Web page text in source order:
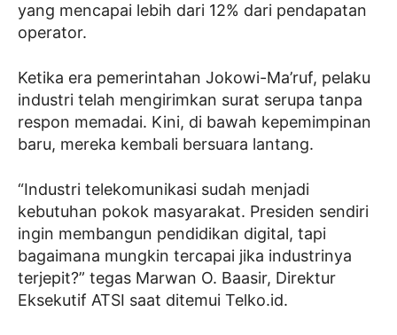
yang mencapai lebih dari 12% dari pendapatan
operator.
Ketika era pemerintahan Jokowi-Ma’ruf, pelaku
industri telah mengirimkan surat serupa tanpa
respon memadai. Kini, di bawah kepemimpinan
baru, mereka kembali bersuara lantang.
“Industri telekomunikasi sudah menjadi
kebutuhan pokok masyarakat. Presiden sendiri
ingin membangun pendidikan digital, tapi
bagaimana mungkin tercapai jika industrinya
terjepit?” tegas Marwan O. Baasir, Direktur
Eksekutif ATSI saat ditemui Telko.id.